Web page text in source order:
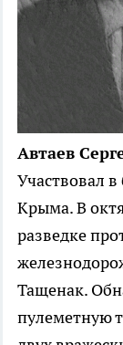
Автаев
Участвовал
Крыма. В
разведке
Тащенак.
пулеметную